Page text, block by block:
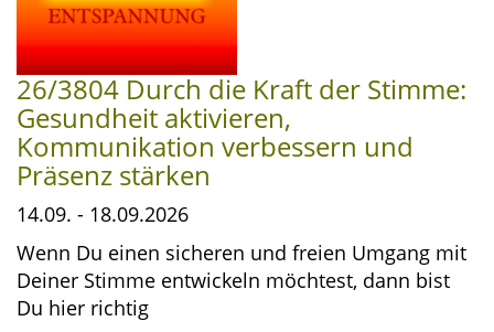
26/3804 Durch die Kraft der Stimme:
Gesundheit aktivieren,
Kommunikation verbessern und
Präsenz stärken
14.09. - 18.09.2026
Wenn Du einen sicheren und freien Umgang mit
Deiner Stimme entwickeln möchtest, dann bist
Du hier richtig